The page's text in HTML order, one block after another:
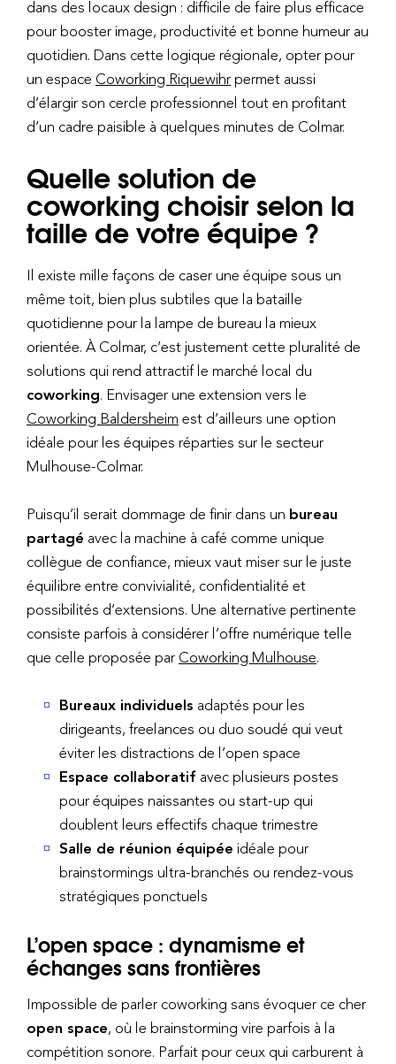
dans des locaux design : difficile de faire plus efficace
pour booster image, productivité et bonne humeur au
quotidien. Dans cette logique régionale, opter pour
un espace Coworking Riquewihr permet aussi
d’élargir son cercle professionnel tout en profitant
d’un cadre paisible à quelques minutes de Colmar.
Quelle solution de
coworking choisir selon la
taille de votre équipe ?
Il existe mille façons de caser une équipe sous un
même toit, bien plus subtiles que la bataille
quotidienne pour la lampe de bureau la mieux
orientée. À Colmar, c’est justement cette pluralité de
solutions qui rend attractif le marché local du
coworking. Envisager une extension vers le
Coworking Baldersheim est d’ailleurs une option
idéale pour les équipes réparties sur le secteur
Mulhouse-Colmar.
Puisqu’il serait dommage de finir dans un bureau
partagé avec la machine à café comme unique
collègue de confiance, mieux vaut miser sur le juste
équilibre entre convivialité, confidentialité et
possibilités d’extensions. Une alternative pertinente
consiste parfois à considérer l’offre numérique telle
que celle proposée par Coworking Mulhouse.
Bureaux individuels adaptés pour les
dirigeants, freelances ou duo soudé qui veut
éviter les distractions de l’open space
Espace collaboratif avec plusieurs postes
pour équipes naissantes ou start-up qui
doublent leurs effectifs chaque trimestre
Salle de réunion équipée idéale pour
brainstormings ultra-branchés ou rendez-vous
stratégiques ponctuels
L’open space : dynamisme et
échanges sans frontières
Impossible de parler coworking sans évoquer ce cher
open space, où le brainstorming vire parfois à la
compétition sonore. Parfait pour ceux qui carburent à